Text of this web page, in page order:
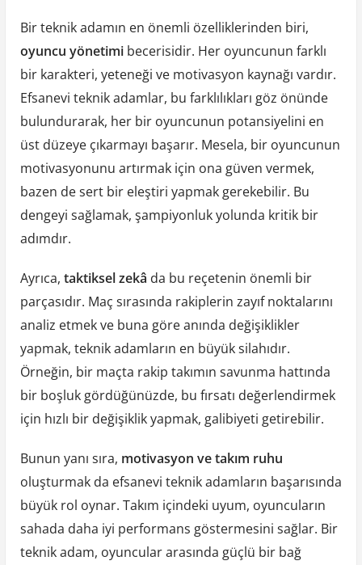
Bir teknik adamın en önemli özelliklerinden biri,
oyuncu yönetimibecerisidir. Her oyuncunun farklı
bir karakteri, yeteneği ve motivasyon kaynağı vardır.
Efsanevi teknik adamlar, bu farklılıkları göz önünde
bulundurarak, her bir oyuncunun potansiyelini en
üst düzeye çıkarmayı başarır. Mesela, bir oyuncunun
motivasyonunu artırmak için ona güven vermek,
bazen de sert bir eleştiri yapmak gerekebilir. Bu
dengeyi sağlamak, şampiyonluk yolunda kritik bir
adımdır.
Ayrıca, taktiksel zekâ da bu reçetenin önemli bir
parçasıdır. Maç sırasında rakiplerin zayıf noktalarını
analiz etmek ve buna göre anında değişiklikler
yapmak, teknik adamların en büyük silahıdır.
Örneğin, bir maçta rakip takımın savunma hattında
bir boşluk gördüğünüzde, bu fırsatı değerlendirmek
için hızlı bir değişiklik yapmak, galibiyeti getirebilir.
Bunun yanı sıra, motivasyon ve takım ruhu
oluşturmak da efsanevi teknik adamların başarısında
büyük rol oynar. Takım içindeki uyum, oyuncuların
sahada daha iyi performans göstermesini sağlar. Bir
teknik adam, oyuncular arasında güçlü bir bağ